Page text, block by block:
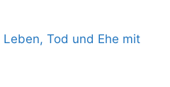
Tod und Ehe mit